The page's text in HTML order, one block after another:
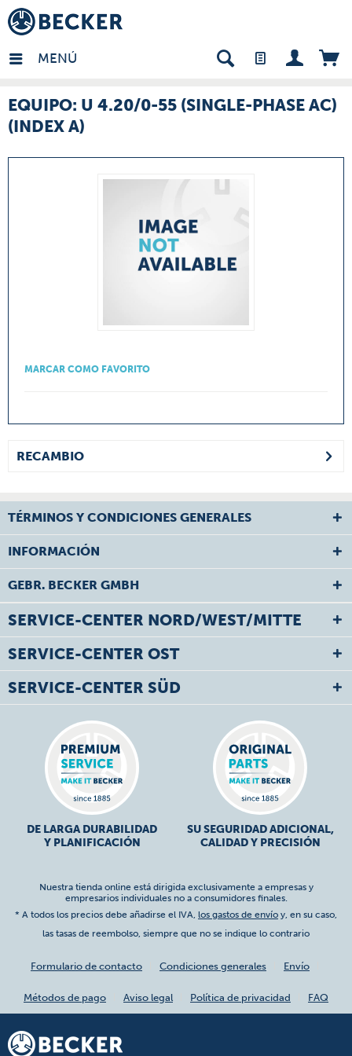
MENÚ
- ES
EQUIPO: U 4.20/0-55 (SINGLE-PHASE AC)
(INDEX A)
MARCAR COMO FAVORITO
RECAMBIO
TÉRMINOS Y CONDICIONES GENERALES
INFORMACIÓN
GEBR. BECKER GMBH
SERVICE-CENTER NORD/WEST/MITTE
SERVICE-CENTER OST
SERVICE-CENTER SÜD
DE LARGA DURABILIDAD
Y PLANIFICACIÓN
SU SEGURIDAD ADICIONAL,
CALIDAD Y PRECISIÓN
Nuestra tienda online está dirigida exclusivamente a empresas y
empresarios individuales no a consumidores finales.
* A todos los precios debe añadirse el IVA, los gastos de envío y, en su caso,
las tasas de reembolso, siempre que no se indique lo contrario
Formulario de contacto Condiciones generales Envío
Métodos de pago Aviso legal Política de privacidad FAQ